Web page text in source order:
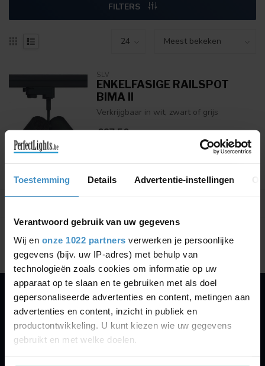
Toestemming Details Advertentie-instellingen
Verantwoord gebruik van uw gegevens
Wij en onze 1022 partners verwerken je persoonlijke
gegevens (bijv. uw IP-adres) met behulp van
technologieën zoals cookies om informatie op uw
apparaat op te slaan en te gebruiken met als doel
gepersonaliseerde advertenties en content, metingen aan
advertenties en content, inzicht in publiek en
productontwikkeling. U kunt kiezen wie uw gegevens
gebruikt en met welke doelen.
FILTERS
Vergelijk
SLV
ENKELFASIGE RAILSPOT
BIMA II
Verkrijgbaar in wit, zwart of grijs
€67,50
PERFECTLIGHTS
Gegevens: